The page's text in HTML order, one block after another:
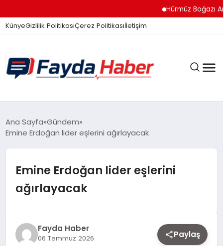
Hürmüz Boğazı
KünyeGizlilik PolitikasıÇerez Politikasıİletişim
GÜNDEM
TEKNOLOJI
EKONOMI
Ana Sayfa Gündem
Emine Erdoğan lider eşlerini ağırlayacak
Emine Erdoğan lider eşlerini
ağırlayacak
Fayda Haber
06 Temmuz 2026 Paylaş